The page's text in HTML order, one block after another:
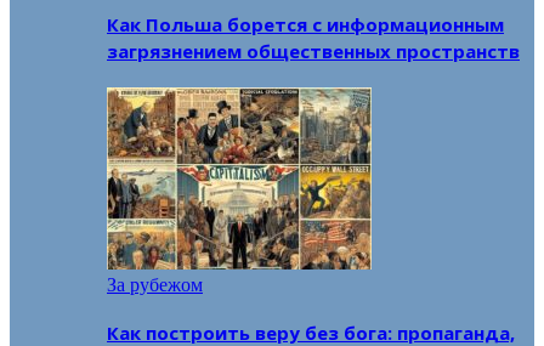
Как Польша борется с информационным
загрязнением общественных пространств
За рубежом
Как построить веру без бога: пропаганда,